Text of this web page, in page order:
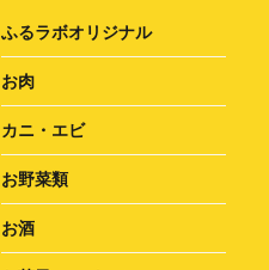
ふるラボオリジナル
お肉
カニ・エビ
お野菜類
お酒